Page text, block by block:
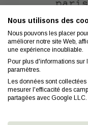
Nous utilisons des
Nous pouvons les placer
améliorer notre site Web,
une expérience inoubliable.
Pour plus d'informations
paramètres.
Les données sont
mesurer l'efficacité des
partagées avec Google
Contact
Coiffeurs
Conseils
FAQ